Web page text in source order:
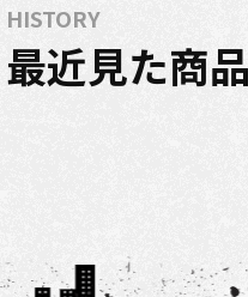
HISTORY
最近見た商品